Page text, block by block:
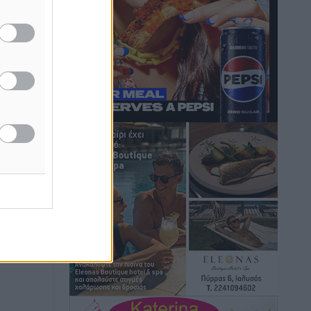
Τοπικές Ειδήσεις • πριν 9 ώρες
Iατρικός Σύλλογος Ροδου προς Α.
Γεωργιάδη: Στρατηγικές Προτάσεις για
την Ενίσχυση της Δημόσιας Υγείας στη
Νησιωτική Ελλάδα και στα
Νοσοκομεία της Γ΄ Ζώνης
Τοπικές Ειδήσεις• πριν 10 ώρες
Πάνθηρες: Ξεκίνησαν αισιόδοξοι για
την παρθενική “πτήση” τους
Αθλητικά• πριν 10 ώρες
Άρης Αρχαγγέλου: Στο πλευρό του
άτυχου Ιάκωβου Θωμά
Αθλητικά• πριν 10 ώρες